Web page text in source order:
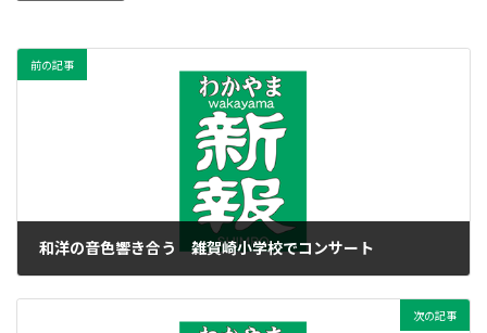
前の記事
和洋の音色響き合う 雑賀崎小学校でコンサート
次の記事